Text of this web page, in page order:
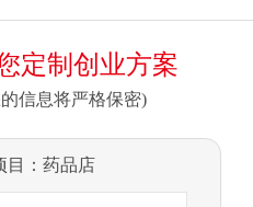
定制创业方案
信息将严格保密)
目：药品店